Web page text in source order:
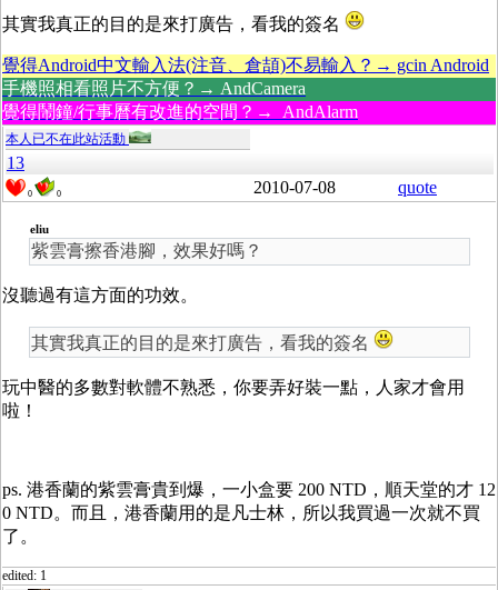
其實我真正的目的是來打廣告，看我的簽名
覺得Android中文輸入法(注音、倉頡)不易輸入？→ gcin Android
手機照相看照片不方便？→ AndCamera
覺得鬧鐘/行事曆有改進的空間？→ AndAlarm
本人已不在此站活動
13
0 0 2010-07-08 quote
eliu
紫雲膏擦香港腳，效果好嗎？
沒聽過有這方面的功效。
其實我真正的目的是來打廣告，看我的簽名
玩中醫的多數對軟體不熟悉，你要弄好裝一點，人家才會用
啦！
ps. 港香蘭的紫雲膏貴到爆，一小盒要 200 NTD，順天堂的才 12
0 NTD。而且，港香蘭用的是凡士林，所以我買過一次就不買
了。
edited: 1